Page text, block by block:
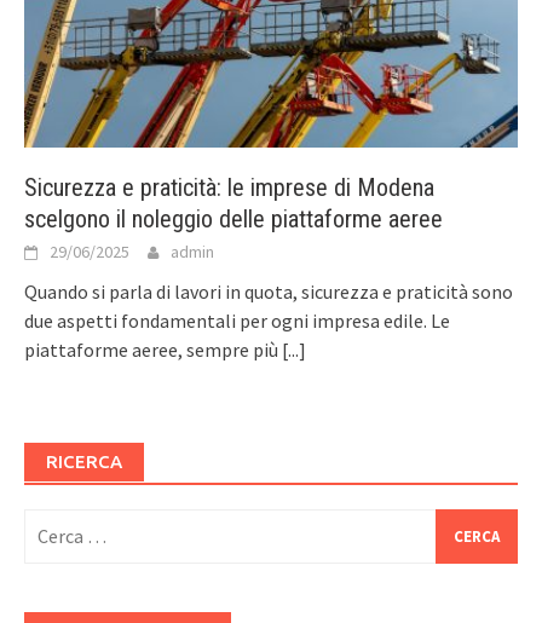
Sicurezza e praticità: le imprese di Modena
scelgono il noleggio delle piattaforme aeree
29/06/2025 admin
Quando si parla di lavori in quota, sicurezza e praticità sono
due aspetti fondamentali per ogni impresa edile. Le
piattaforme aeree, sempre più [...]
RICERCA
per: